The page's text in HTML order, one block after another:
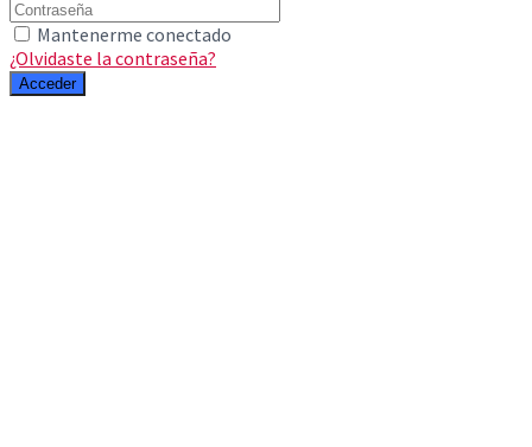
Mantenerme conectado
¿Olvidaste la contraseña?
Acceder